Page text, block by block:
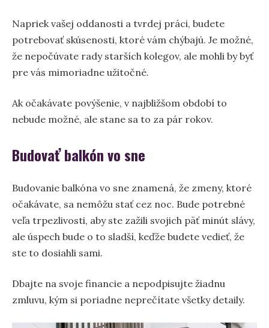
Napriek vašej oddanosti a tvrdej práci, budete
potrebovať skúsenosti, ktoré vám chýbajú. Je možné,
že nepočúvate rady starších kolegov, ale mohli by byť
pre vás mimoriadne užitočné.
Ak očakávate povýšenie, v najbližšom období to
nebude možné, ale stane sa to za pár rokov.
Budovať balkón vo sne
Budovanie balkóna vo sne znamená, že zmeny, ktoré
očakávate, sa nemôžu stať cez noc. Bude potrebné
veľa trpezlivosti, aby ste zažili svojich päť minút slávy,
ale úspech bude o to sladší, keďže budete vedieť, že
ste to dosiahli sami.
Dbajte na svoje financie a nepodpisujte žiadnu
zmluvu, kým si poriadne neprečítate všetky detaily.